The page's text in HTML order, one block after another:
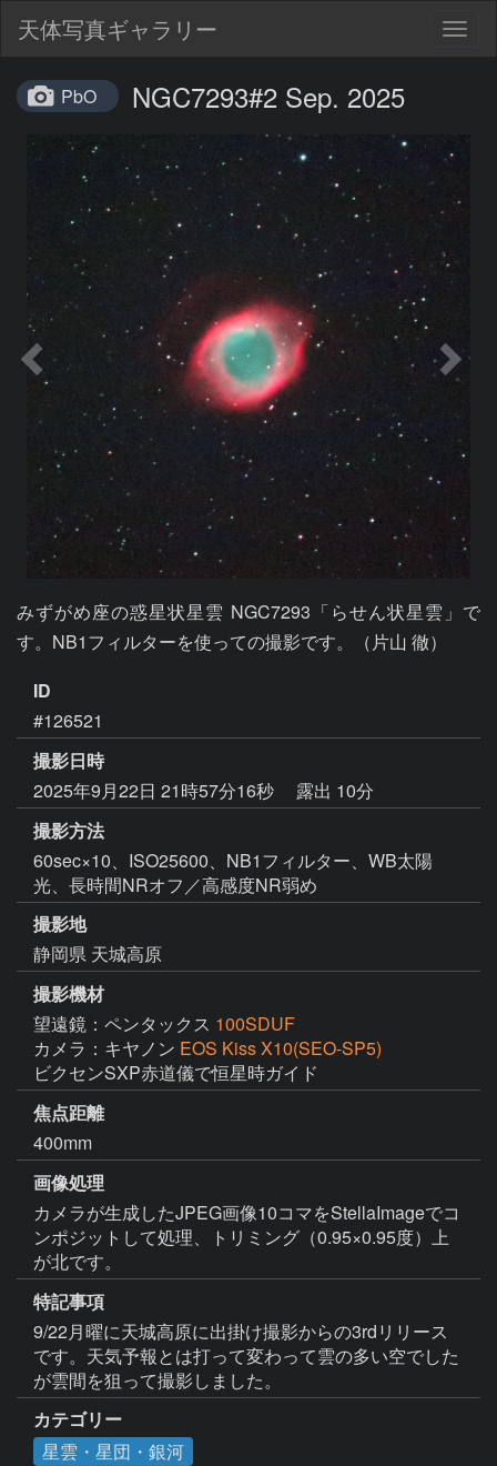
天体写真ギャラリー
PbO NGC7293#2 Sep. 2025
みずがめ座の惑星状星雲 NGC7293「らせん状星雲」で
す。NB1フィルターを使っての撮影です。（片山 徹）
ID
#126521
撮影日時
2025年9月22日 21時57分16秒
露出 10分
撮影方法
60sec×10、ISO25600、NB1フィルター、WB太陽
光、長時間NRオフ／高感度NR弱め
撮影地
静岡県 天城高原
撮影機材
望遠鏡：ペンタックス 100SDUF
カメラ：キヤノン EOS Kiss X10(SEO-SP5)
ビクセンSXP赤道儀で恒星時ガイド
焦点距離
400mm
画像処理
カメラが生成したJPEG画像10コマをStellaImageでコ
ンポジットして処理、トリミング（0.95×0.95度）上
が北です。
特記事項
9/22月曜に天城高原に出掛け撮影からの3rdリリース
です。天気予報とは打って変わって雲の多い空でした
が雲間を狙って撮影しました。
カテゴリー
星雲・星団・銀河